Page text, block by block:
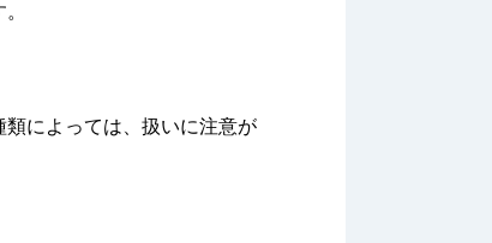
によっては、扱いに注意が